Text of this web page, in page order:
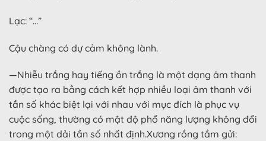
Lạc: “…”
Cậu chàng có dự cảm không lành.
—Nhiễu trắng hay tiếng ồn trắng là một dạng âm thanh
được tạo ra bằng cách kết hợp nhiều loại âm thanh với
tần số khác biệt lại với nhau với mục đích là phục vụ
cuộc sống, thường có mật độ phổ năng lượng không đổi
trong một dải tần số nhất định.Xương rồng tầm gửi: